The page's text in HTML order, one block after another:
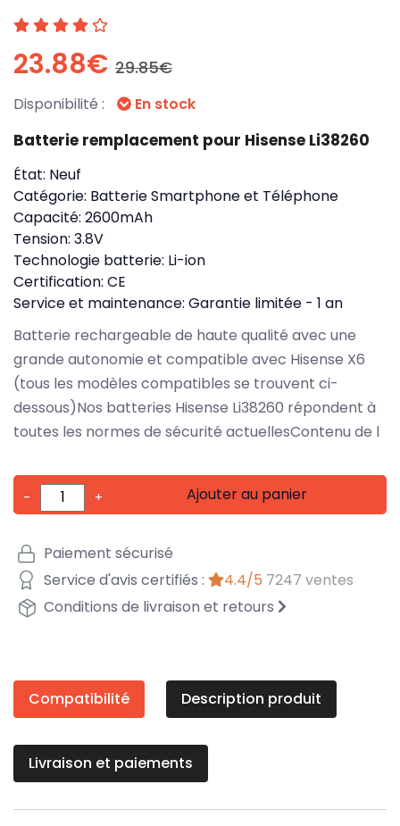
23.88€ 29.85€
Disponibilité : En stock
Batterie remplacement pour Hisense Li38260
État: Neuf
Catégorie: Batterie Smartphone et Téléphone
Capacité: 2600mAh
Tension: 3.8V
Technologie batterie: Li-ion
Certification: CE
Service et maintenance: Garantie limitée - 1 an
Batterie rechargeable de haute qualité avec une
grande autonomie et compatible avec Hisense X6
(tous les modèles compatibles se trouvent ci-
dessous)Nos batteries Hisense Li38260 répondent à
toutes les normes de sécurité actuellesContenu de l
- + Ajouter au panier
Paiement sécurisé
Service d'avis certifiés :
4.4/5 7247 ventes
Conditions de livraison et retours
Compatibilité Description produit
Livraison et paiements